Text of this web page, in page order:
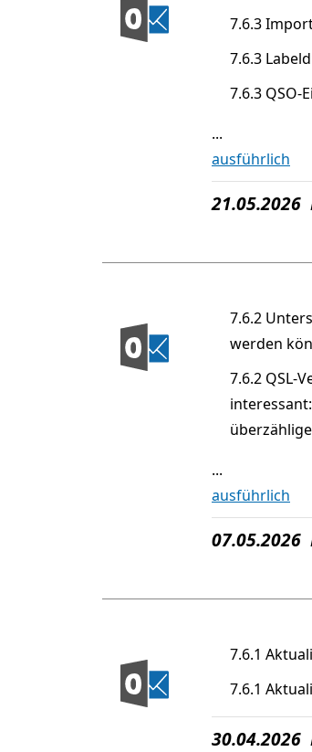
7.6.3
7.6.3
7.6.3
...
ausführlich
21.05.2026
7.6.2
werden
7.6.2 QSL-
...
ausführlich
07.05.2026
7.6.1
7.6.1
30.04.2026